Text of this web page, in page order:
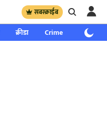
सबस्क्राईब
क्रीडा Crime साप्ताहिक